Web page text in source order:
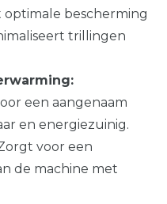
optimale bescherming
trillingen
een aangenaam
en energiezuinig.
voor een
de machine met